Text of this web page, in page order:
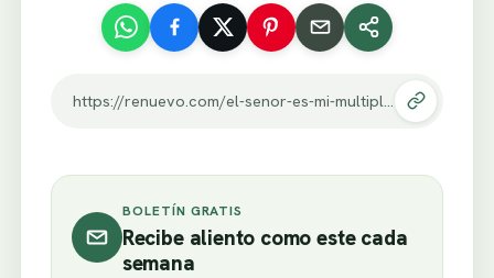
https://renuevo.com/el-senor-es-mi-multiplicador-y-mi-disminuidor.html
BOLETÍN GRATIS
Recibe aliento como este cada
semana